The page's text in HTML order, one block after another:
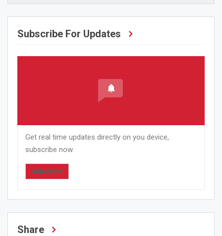
Subscribe For Updates
Get real time updates directly on you device,
subscribe now.
Subscribe
Share